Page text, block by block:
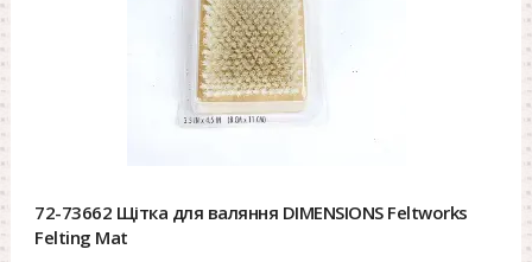
72-73662 Щітка для валяння DIMENSIONS Feltworks
Felting Mat